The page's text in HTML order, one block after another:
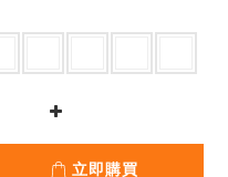
立即購買